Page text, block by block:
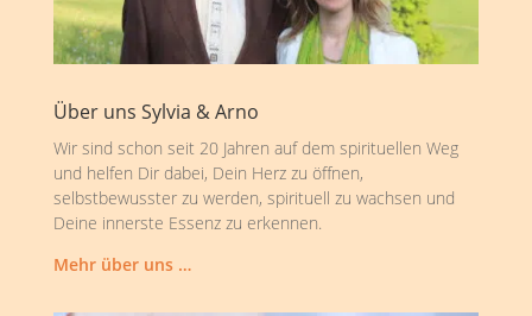
Über uns Sylvia & Arno
Wir sind schon seit 20 Jahren auf dem spirituellen Weg
und helfen Dir dabei, Dein Herz zu öffnen,
selbstbewusster zu werden, spirituell zu wachsen und
Deine innerste Essenz zu erkennen.
Mehr über uns …